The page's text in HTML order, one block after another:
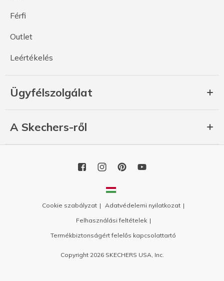
Férfi
Outlet
Leértékelés
Ügyfélszolgálat
A Skechers-ről
Cookie szabályzat
Adatvédelemi nyilatkozat
Felhasználási feltételek
Termékbiztonságért felelős kapcsolattartó
Copyright 2026 SKECHERS USA, Inc.